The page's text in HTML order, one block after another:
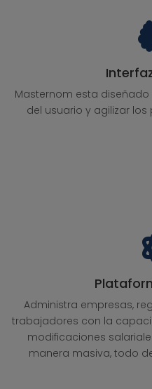
Masternom esta
del usuario y agilizar los
Administra empresas,
trabajadores con la
modificaciones
manera masiva, todo